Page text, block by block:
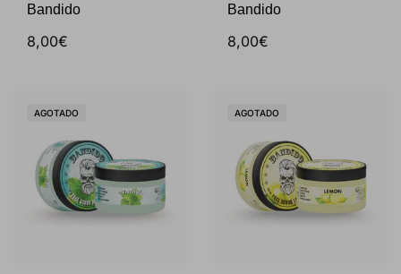
Bandido
8,00€
Bandido
8,00€
AGOTADO AGOTADO